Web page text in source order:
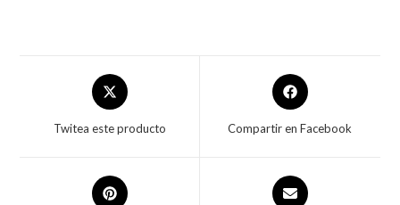
Twitea este producto Compartir en Facebook